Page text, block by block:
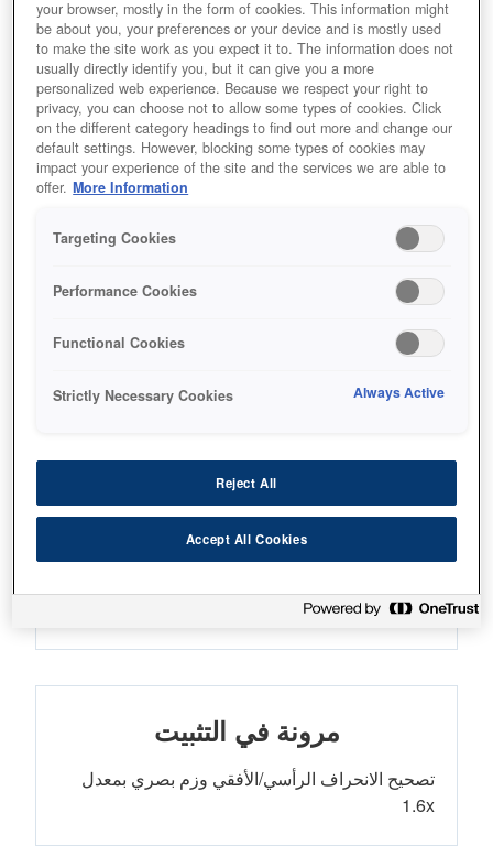
أين تشتري
شاشة بمعدل سطوع 4,200 لومن
تقنية 3LCD مع انبعاث الضوء الملون والأبيض بمعدلٍ
القدر الأدنى من الصيانة
الصيانة
مرونة في التثبيت
تصحيح الانحراف الرأسي/الأفقي وزم بصري بمعدل
1.6x
your browser, mostly in the form of cookies. This information might
be about you, your preferences or your device and is mostly used
to make the site work as you expect it to. The information does not
usually directly identify you, but it can give you a more
personalized web experience. Because we respect your right to
privacy, you can choose not to allow some types of cookies. Click
on the different category headings to find out more and change our
default settings. However, blocking some types of cookies may
impact your experience of the site and the services we are able to
offer. More Information
Targeting Cookies
Performance Cookies
Functional Cookies
Strictly Necessary Cookies Always Active
Reject All
Accept All Cookies